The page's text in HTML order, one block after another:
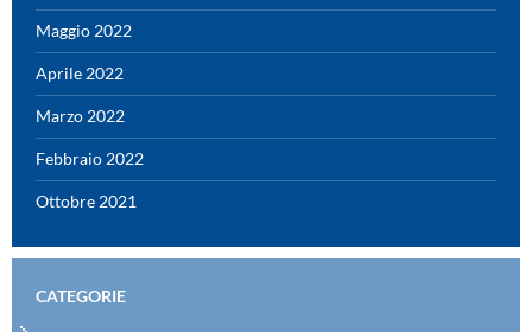
Maggio 2022
Aprile 2022
Marzo 2022
Febbraio 2022
Ottobre 2021
CATEGORIE